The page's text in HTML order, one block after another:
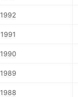
1992
1991
1990
1989
1988